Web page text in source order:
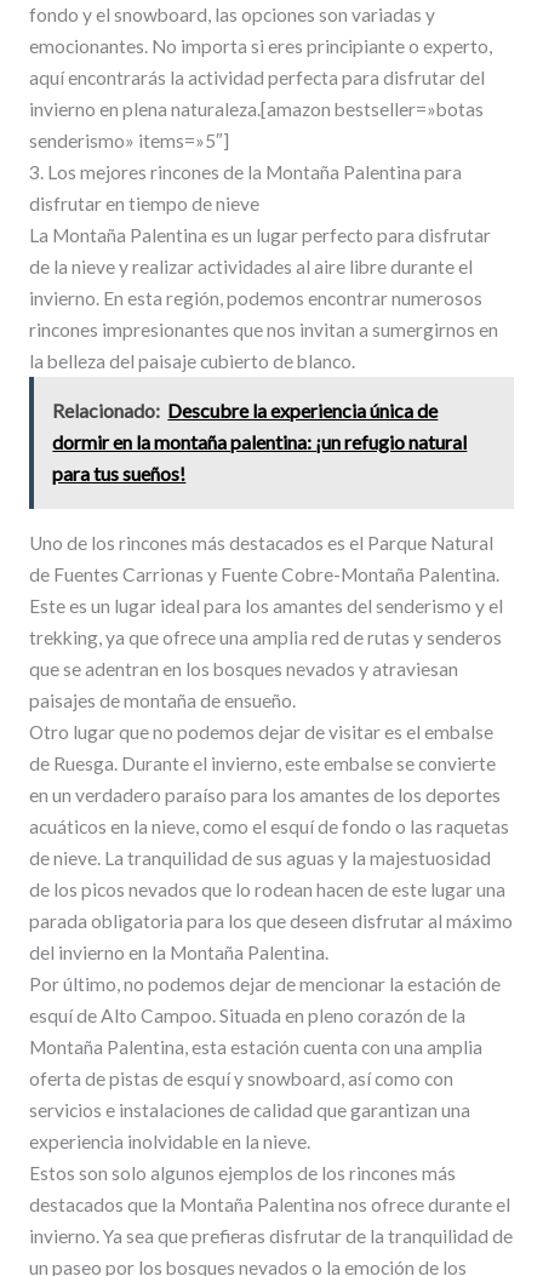
fondo y el snowboard, las opciones son variadas y
emocionantes. No importa si eres principiante o experto,
aquí encontrarás la actividad perfecta para disfrutar del
invierno en plena naturaleza.[amazon bestseller=»botas
senderismo» items=»5″]
3. Los mejores rincones de la Montaña Palentina para
disfrutar en tiempo de nieve
La Montaña Palentina es un lugar perfecto para disfrutar
de la nieve y realizar actividades al aire libre durante el
invierno. En esta región, podemos encontrar numerosos
rincones impresionantes que nos invitan a sumergirnos en
la belleza del paisaje cubierto de blanco.
Relacionado: Descubre la experiencia única de
dormir en la montaña palentina: ¡un refugio natural
para tus sueños!
Uno de los rincones más destacados es el Parque Natural
de Fuentes Carrionas y Fuente Cobre-Montaña Palentina.
Este es un lugar ideal para los amantes del senderismo y el
trekking, ya que ofrece una amplia red de rutas y senderos
que se adentran en los bosques nevados y atraviesan
paisajes de montaña de ensueño.
Otro lugar que no podemos dejar de visitar es el embalse
de Ruesga. Durante el invierno, este embalse se convierte
en un verdadero paraíso para los amantes de los deportes
acuáticos en la nieve, como el esquí de fondo o las raquetas
de nieve. La tranquilidad de sus aguas y la majestuosidad
de los picos nevados que lo rodean hacen de este lugar una
parada obligatoria para los que deseen disfrutar al máximo
del invierno en la Montaña Palentina.
Por último, no podemos dejar de mencionar la estación de
esquí de Alto Campoo. Situada en pleno corazón de la
Montaña Palentina, esta estación cuenta con una amplia
oferta de pistas de esquí y snowboard, así como con
servicios e instalaciones de calidad que garantizan una
experiencia inolvidable en la nieve.
Estos son solo algunos ejemplos de los rincones más
destacados que la Montaña Palentina nos ofrece durante el
invierno. Ya sea que prefieras disfrutar de la tranquilidad de
un paseo por los bosques nevados o la emoción de los